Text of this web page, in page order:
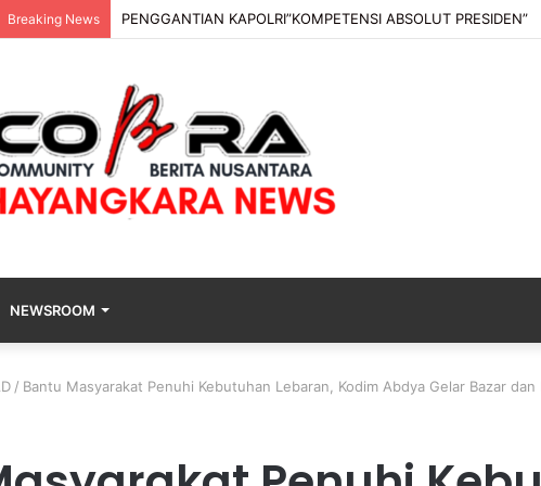
Breaking News PENGGANTIAN KAPOLRI”KOMPETENSI ABSOLUT PRESIDEN”
NEWSROOM
/ Bantu Masyarakat Penuhi Kebutuhan Lebaran, Kodim Abdya Gelar Bazar dan